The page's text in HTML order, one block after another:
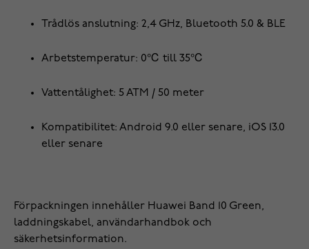
Trådlös anslutning: 2,4 GHz, Bluetooth 5.0 & BLE
Arbetstemperatur: 0℃ till 35℃
Vattentålighet: 5 ATM / 50 meter
Kompatibilitet: Android 9.0 eller senare, iOS 13.0
eller senare
Förpackningen innehåller Huawei Band 10 Green,
laddningskabel, användarhandbok och
säkerhetsinformation.